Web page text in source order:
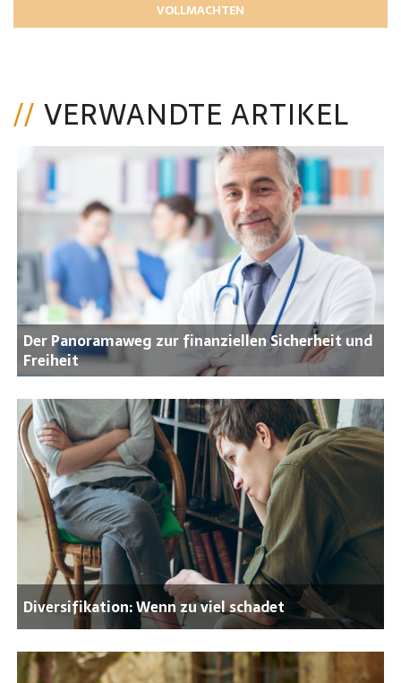
VOLLMACHTEN
VERWANDTE ARTIKEL
Der Panoramaweg zur finanziellen Sicherheit und
Freiheit
Diversifikation: Wenn zu viel schadet